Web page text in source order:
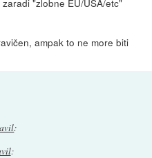
"zlobne EU/USA/etc"
ampak to ne more biti
:
: